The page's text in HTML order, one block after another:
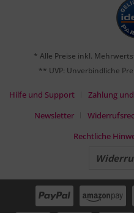
* Alle Preise inkl.
** UVP: Unverbindliche
Hilfe und Support Zahlung
Newsletter
Rechtliche